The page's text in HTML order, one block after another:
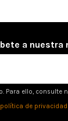
a nuestra
Para ello, consulte
política de privacidad